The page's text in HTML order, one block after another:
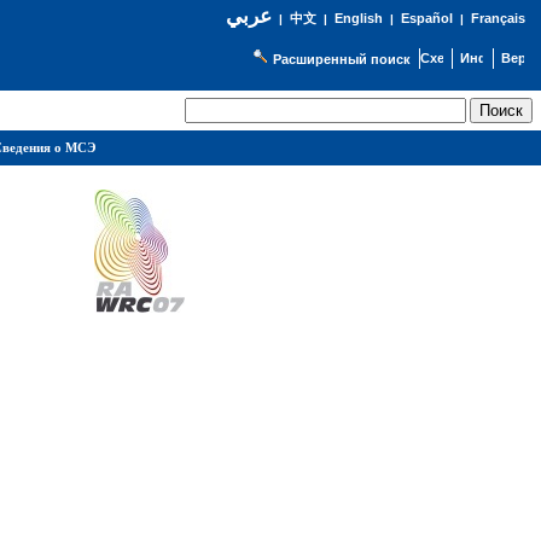
عربي| 中文| English | Español | Français
Расширенный поиск
о МСЭ